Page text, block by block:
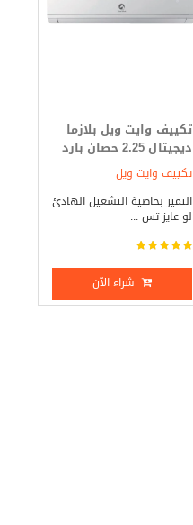
تكييف وايت ويل بلازما
ديجيتال 2.25 حصان بارد
_ ساخن
تكييف وايت ويل
التميز بخاصية التشغيل الهادئ
لو عايز تس ...
شراء الآن